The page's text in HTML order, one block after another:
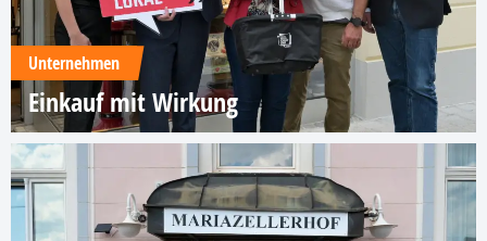
Unternehmen
Einkauf mit Wirkung